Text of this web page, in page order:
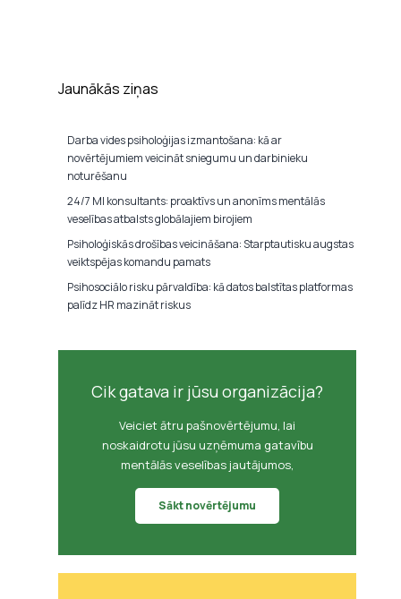
Jaunākās ziņas
Darba vides psiholoģijas izmantošana: kā ar
novērtējumiem veicināt sniegumu un darbinieku
noturēšanu
24/7 MI konsultants: proaktīvs un anonīms mentālās
veselības atbalsts globālajiem birojiem
Psiholoģiskās drošības veicināšana: Starptautisku augstas
veiktspējas komandu pamats
Psihosociālo risku pārvaldība: kā datos balstītas platformas
palīdz HR mazināt riskus
Cik gatava ir jūsu organizācija?
Veiciet ātru pašnovērtējumu, lai
noskaidrotu jūsu uzņēmuma gatavību
mentālās veselības jautājumos,
Sākt novērtējumu